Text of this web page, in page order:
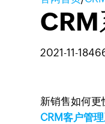
CRM
2021-11-18
新销售如何
CRM客户管